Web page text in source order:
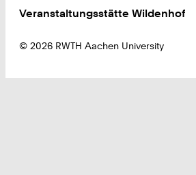
Veranstaltungsstätte Wildenhof
© 2026 RWTH Aachen University